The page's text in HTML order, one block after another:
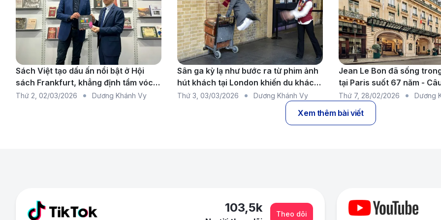
Sách Việt tạo dấu ấn nổi bật ở Hội
sách Frankfurt, khẳng định tầm vóc
quốc tế
Thứ 2 02/03/2026 Dương Khánh Vy
Sân ga kỳ lạ như bước ra từ phim ảnh
hút khách tại London khiến du khách
mê mẩn
Thứ 3 03/03/2026 Dương Khánh Vy
Jean Le Bon đã sống
tại Paris suốt 67 năm -
có thật gây chấn động dư
Thứ 7, 28/02/2026 Dương
Xem thêm bài viết
103,5k Theo dõi